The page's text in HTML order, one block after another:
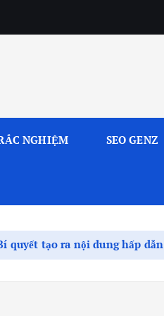
NGHIỆM SEO GENZ
quyết tạo ra nội dung hấp dẫn